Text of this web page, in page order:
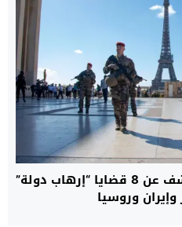
المدعي العام الفرنسي يكشف عن 8 قضايا “إرهاب دولة”
وإيران وروسيا